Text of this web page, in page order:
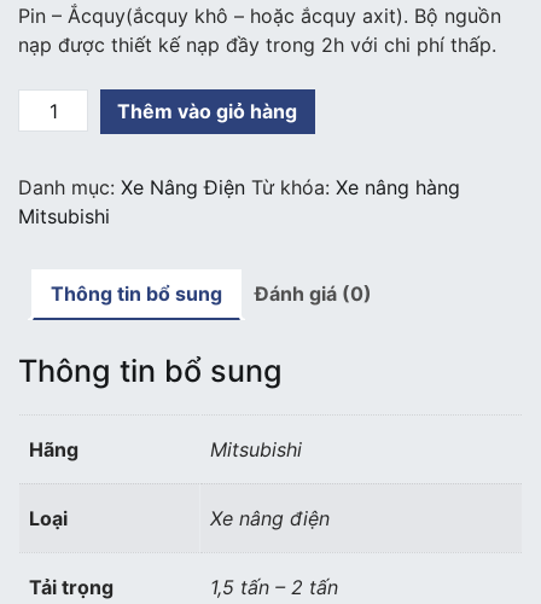
Pin – Ắcquy(ắcquy khô – hoặc ắcquy axit). Bộ nguồn
nạp được thiết kế nạp đầy trong 2h với chi phí thấp.
nâng
ngồi
lái
Mitsubishi
lượng
Thêm vào giỏ hàng
Danh mục: Xe Nâng Điện Từ khóa: Xe nâng hàng
Mitsubishi
Thông tin bổ sung Đánh giá (0)
Thông tin bổ sung
Hãng Mitsubishi
Loại Xe nâng điện
Tải trọng 1,5 tấn – 2 tấn